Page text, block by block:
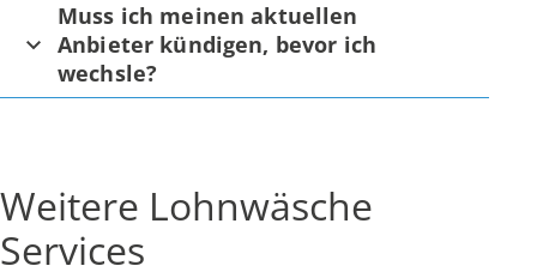
Muss ich meinen aktuellen
Anbieter kündigen, bevor ich
wechsle?
Weitere Lohnwäsche
Services